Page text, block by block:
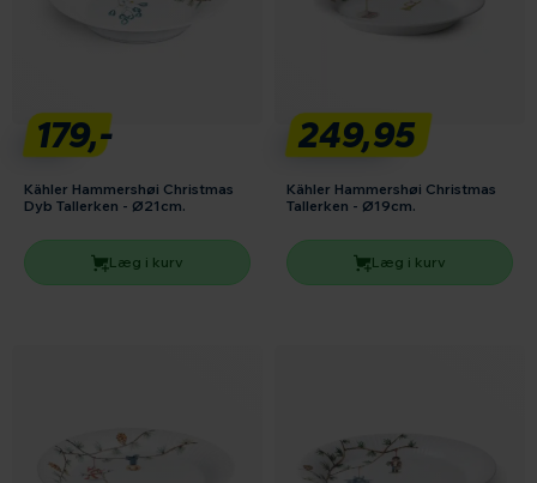
179,-
Kähler Hammershøi Christmas
Dyb Tallerken - Ø21cm.
Læg i kurv
249,95
Kähler Hammershøi Christmas
Tallerken - Ø19cm.
Læg i kurv